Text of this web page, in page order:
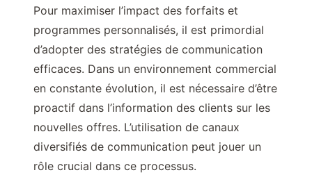
Pour maximiser l’impact des forfaits et
programmes personnalisés, il est primordial
d’adopter des stratégies de communication
efficaces. Dans un environnement commercial
en constante évolution, il est nécessaire d’être
proactif dans l’information des clients sur les
nouvelles offres. L’utilisation de canaux
diversifiés de communication peut jouer un
rôle crucial dans ce processus.